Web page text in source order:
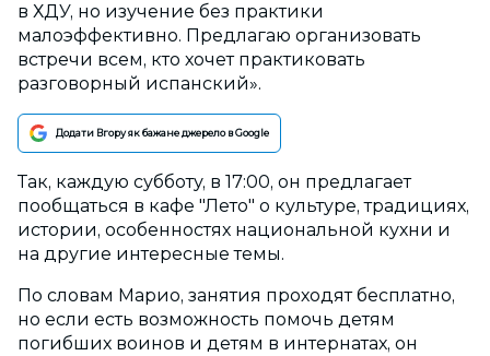
в ХДУ, но изучение без практики
малоэффективно. Предлагаю организовать
встречи всем, кто хочет практиковать
разговорный испанский».
Додати Вгору як бажане джерело в Google
Так, каждую субботу, в 17:00, он предлагает
пообщаться в кафе "Лето" о культуре, традициях,
истории, особенностях национальной кухни и
на другие интересные темы.
По словам Марио, занятия проходят бесплатно,
но если есть возможность помочь детям
погибших воинов и детям в интернатах, он